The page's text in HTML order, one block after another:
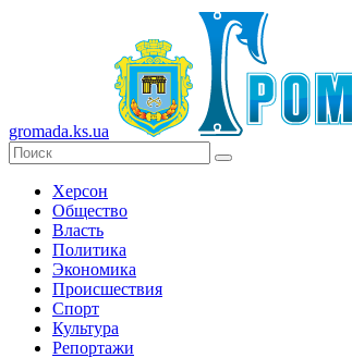
gromada.ks.ua
Херсон
Общество
Власть
Политика
Экономика
Происшествия
Спорт
Культура
Репортажи